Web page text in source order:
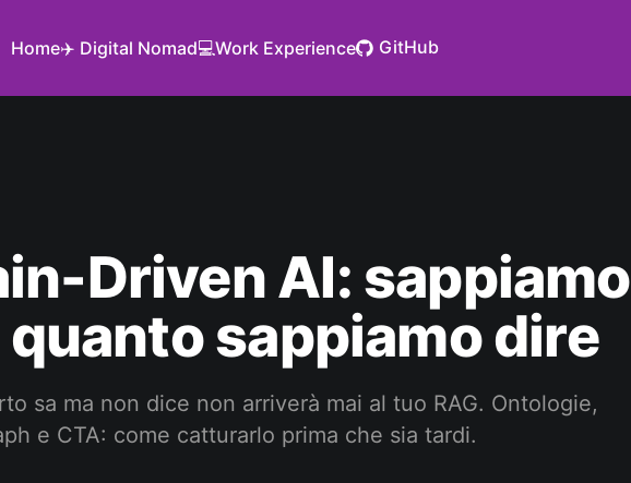
Home✈️ Digital Nomad💻Work Experience GitHub
Driven AI: sappiamo
sappiamo dire
sa ma non dice non arriverà mai al tuo RAG. Ontologie,
e CTA: come catturarlo prima che sia tardi.